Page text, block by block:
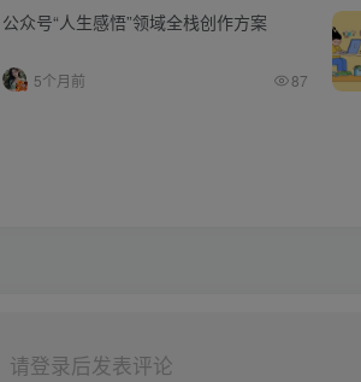
公众号“人生感悟”领域全栈创作方案
5个月前 87
请登录后发表评论